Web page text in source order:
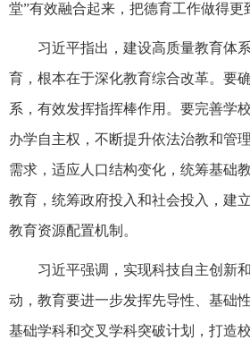
堂”有效融合起来，把德育工作做得更
习近平指出，建设高质量教育体
育，根本在于深化教育综合改革。要
系，有效发挥指挥棒作用。要完善学
办学自主权，不断提升依法治教和管
需求，适应人口结构变化，统筹基础
教育，统筹政府投入和社会投入，建
教育资源配置机制。
习近平强调，实现科技自主创新
动，教育要进一步发挥先导性、基础
基础学科和交叉学科突破计划，打造